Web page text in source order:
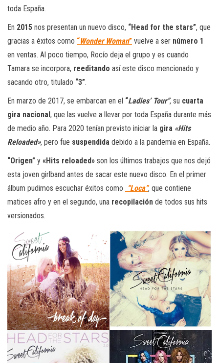
toda España.
En 2015 nos presentan un nuevo disco, “Head for the stars”, que
gracias a éxitos como “Wonder Woman” vuelve a ser número 1
en ventas. Al poco tiempo, Rocío deja el grupo y es cuando
Tamara se incorpora, reeditando así este disco mencionado y
sacando otro, titulado “3”.
En marzo de 2017, se embarcan en el “Ladies’ Tour”, su cuarta
gira nacional, que las vuelve a llevar por toda España durante más
de medio año. Para 2020 tenían previsto iniciar la gira «Hits
Reloaded», pero fue suspendida debido a la pandemia en España.
“Origen” y «Hits reloaded» son los últimos trabajos que nos dejó
esta joven girlband antes de sacar este nuevo disco. En el primer
álbum pudimos escuchar éxitos como
“Loca”, que contiene
matices afro y en el segundo, una recopilación de todos sus hits
versionados.